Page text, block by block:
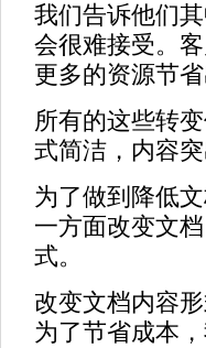
我们告诉他们
会很难接受。
更多的资源节
所有的这些转
式简洁，内容突
为了做到降低
一方面改变文
式。
改变文档内容
为了节省成本